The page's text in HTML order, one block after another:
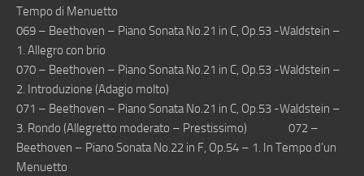
Tempo di Menuetto
069 – Beethoven – Piano Sonata No.21 in C, Op.53 -Waldstein –
1. Allegro con brio
070 – Beethoven – Piano Sonata No.21 in C, Op.53 -Waldstein –
2. Introduzione (Adagio molto)
071 – Beethoven – Piano Sonata No.21 in C, Op.53 -Waldstein –
3. Rondo (Allegretto moderato – Prestissimo) 072 –
Beethoven – Piano Sonata No.22 in F, Op.54 – 1. In Tempo d’un
Menuetto